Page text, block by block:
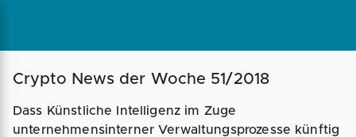
Magazin Businessplan Fördermittel
Angebote Coaching
Crypto News der Woche 51/2018
Dass Künstliche Intelligenz im Zuge
unternehmensinterner Verwaltungsprozesse künftig